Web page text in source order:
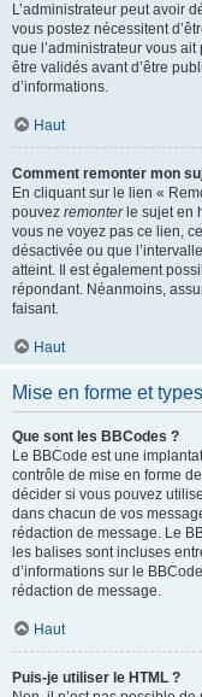
L’administrateur peut avoir
vous postez nécessitent
que l’administrateur vous
être validés avant d’être
d’informations.
Haut
Comment remonter mon
En cliquant sur le lien «
pouvez remonterle sujet en
vous ne voyez pas ce lien,
désactivée ou que
atteint. Il est également
répondant. Néanmoins,
faisant.
Haut
Mise en forme et
Que sont les BBCodes ?
Le BBCode est une
contrôle de mise en forme
décider si vous pouvez
dans chacun de vos
rédaction de message. Le
les balises sont incluses
d’informations sur le
rédaction de message.
Haut
Puis-je utiliser le HTML ?